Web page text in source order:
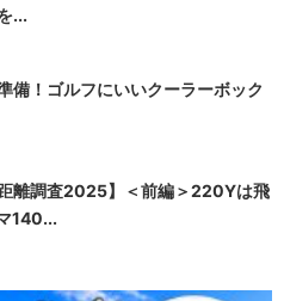
...
備！ゴルフにいいクーラーボック
距離調査2025】＜前編＞220Yは飛
140...